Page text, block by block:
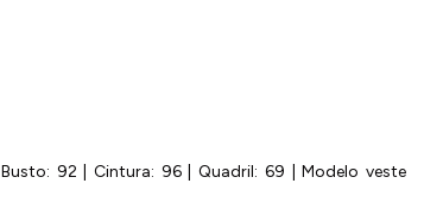
92 | Cintura: 96 | Quadril: 69 | Modelo veste